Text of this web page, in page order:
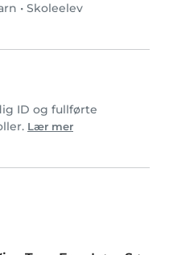
• Skoleelev
ID og fullførte
Lær mer